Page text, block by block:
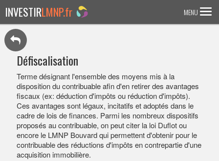
MENU
INVESTIRLMNP.fr
ACCUEIL
Investir en :
LMNP ANCIEN
RESIDENCE ETUDIANTE
EHPAD
RESIDENCE SENIOR
RESIDENCE AFFAIRE/TOURISME
Défiscalisation
Terme désignant l'ensemble des moyens mis à la
disposition du contribuable afin d'en retirer des avantages
fiscaux (ex: déduction d'impôts ou réduction d'impôts).
Ces avantages sont légaux, incitatifs et adoptés dans le
cadre de lois de finances. Parmi les nombreux dispositifs
proposés au contribuable, on peut citer la loi Duflot ou
encore le LMNP Bouvard qui permettent d'obtenir pour le
contribuable des réductions d'impôts en contrepartie d'une
acquisition immobilière.